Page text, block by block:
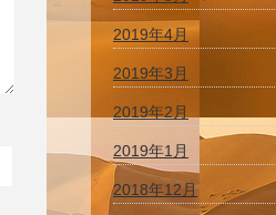
2019年4月
2019年3月
2019年2月
2019年1月
2018年12月